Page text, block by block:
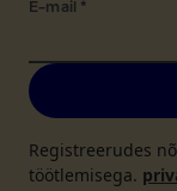
E-mail *
Registreerudes
töötlemisega.